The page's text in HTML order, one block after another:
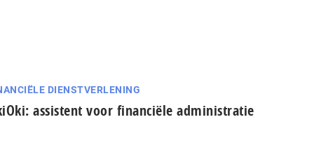
DIENSTVERLENING
assistent voor financiële administratie